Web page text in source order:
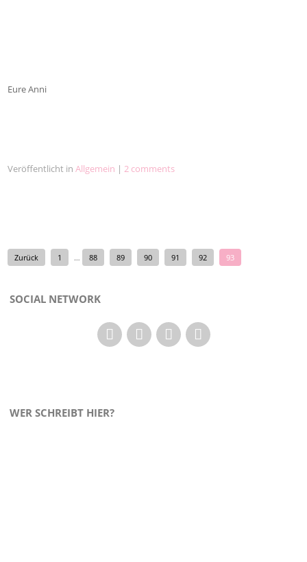
Eure Anni
Veröffentlicht inAllgemein |2 comments
Zurück 1 … 88 89 90 91 92 93
SOCIAL NETWORK
WER SCHREIBT HIER?